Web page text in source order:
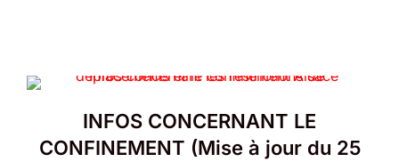
INFOS CONCERNANT LE
CONFINEMENT (Mise à jour du 25